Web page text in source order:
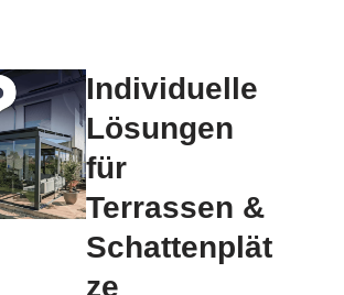
Individuelle
Lösungen
für
Terrassen &
Schattenplät
ze